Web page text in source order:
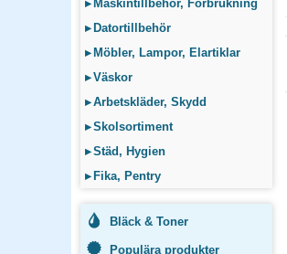
▸ Maskintillbehör, Förbrukning
▸ Datortillbehör
▸ Möbler, Lampor, Elartiklar
▸Väskor
▸Arbetskläder, Skydd
▸Skolsortiment
▸Städ, Hygien
▸ Fika, Pentry
Bläck & Toner
Populära produkter